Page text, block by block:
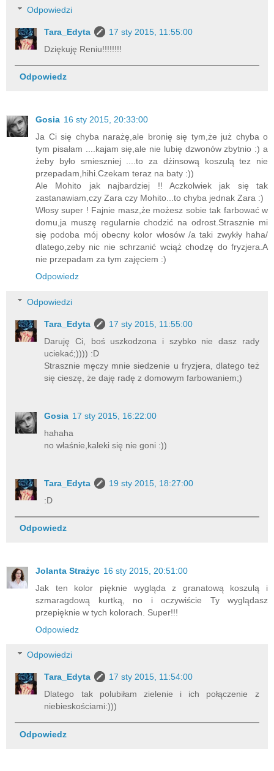
Odpowiedzi
Tara_Edyta
17 sty 2015, 11:55:00
Dziękuję Reniu!!!!!!!!
Odpowiedz
Gosia 16 sty 2015, 20:33:00
Ja Ci się chyba narażę,ale bronię się tym,że już chyba o
tym pisałam ....kajam się,ale nie lubię dzwonów zbytnio :) a
żeby było smieszniej ....to za dżinsową koszulą tez nie
przepadam,hihi.Czekam teraz na baty :))
Ale Mohito jak najbardziej !! Aczkolwiek jak się tak
zastanawiam,czy Zara czy Mohito...to chyba jednak Zara :)
Włosy super ! Fajnie masz,że możesz sobie tak farbować w
domu,ja muszę regularnie chodzić na odrost.Strasznie mi
się podoba mój obecny kolor włosów /a taki zwykły haha/
dlatego,zeby nic nie schrzanić wciąż chodzę do fryzjera.A
nie przepadam za tym zajęciem :)
Odpowiedz
Odpowiedzi
Tara_Edyta
17 sty 2015, 11:55:00
Daruję Ci, boś uszkodzona i szybko nie dasz rady
uciekać;)))) :D
Strasznie męczy mnie siedzenie u fryzjera, dlatego też
się cieszę, że daję radę z domowym farbowaniem;)
Gosia 17 sty 2015, 16:22:00
hahaha
no właśnie,kaleki się nie goni :))
Tara_Edyta
19 sty 2015, 18:27:00
:D
Odpowiedz
Jolanta Strażyc 16 sty 2015, 20:51:00
Jak ten kolor pięknie wygląda z granatową koszulą i
szmaragdową kurtką, no i oczywiście Ty wyglądasz
przepięknie w tych kolorach. Super!!!
Odpowiedz
Odpowiedzi
Tara_Edyta
17 sty 2015, 11:54:00
Dlatego tak polubiłam zielenie i ich połączenie z
niebieskościami:)))
Odpowiedz